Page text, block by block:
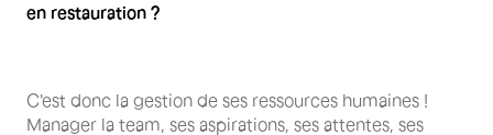
en restauration ?
C'est donc la gestion de ses ressources humaines !
Manager la team, ses aspirations, ses attentes, ses